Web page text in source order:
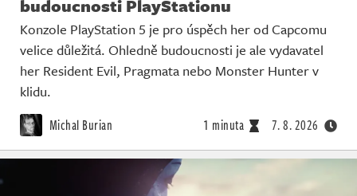
budoucnosti PlayStationu
Konzole PlayStation 5 je pro úspěch her od Capcomu
velice důležitá. Ohledně budoucnosti je ale vydavatel
her Resident Evil, Pragmata nebo Monster Hunter v
klidu.
Michal Burian 1 minuta 7. 8. 2026